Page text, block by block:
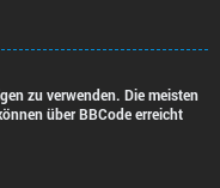
zu verwenden. Die meisten
über BBCode erreicht